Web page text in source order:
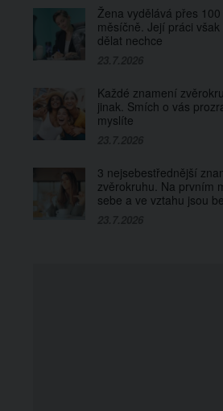
Žena vydělává přes
měsíčně. Její práci však
dělat nechce
Každé znamení
jinak. Smích o vás
myslíte
3 nejsebestřednější
zvěrokruhu. Na prvním
sebe a ve vztahu jsou